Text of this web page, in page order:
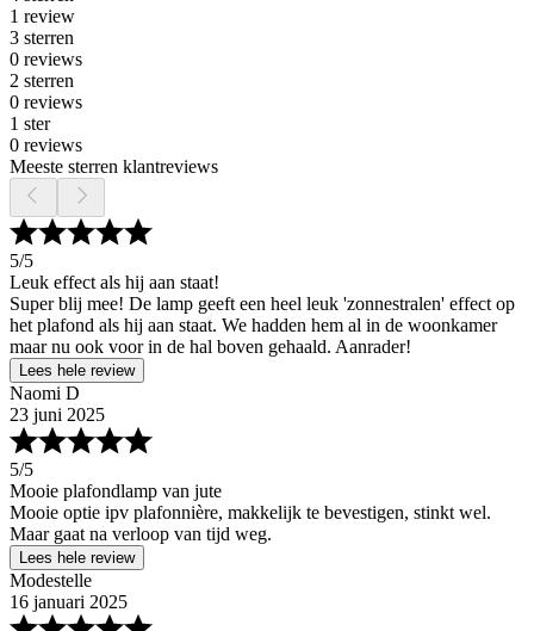
1 review
3 sterren
0 reviews
2 sterren
0 reviews
1 ster
0 reviews
Meeste sterren klantreviews
5/5
Leuk effect als hij aan staat!
Super blij mee! De lamp geeft een heel leuk 'zonnestralen' effect op
het plafond als hij aan staat. We hadden hem al in de woonkamer
maar nu ook voor in de hal boven gehaald. Aanrader!
Lees hele review
Naomi D
23 juni 2025
5/5
Mooie plafondlamp van jute
Mooie optie ipv plafonnière, makkelijk te bevestigen, stinkt wel.
Maar gaat na verloop van tijd weg.
Lees hele review
Modestelle
16 januari 2025